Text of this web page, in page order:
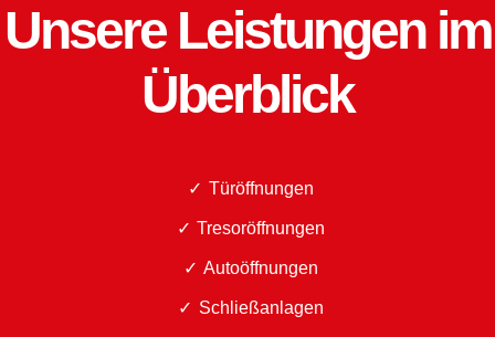
Unsere Leistungen im
Überblick
Türöffnungen
Tresoröffnungen
Autoöffnungen
Schließanlagen